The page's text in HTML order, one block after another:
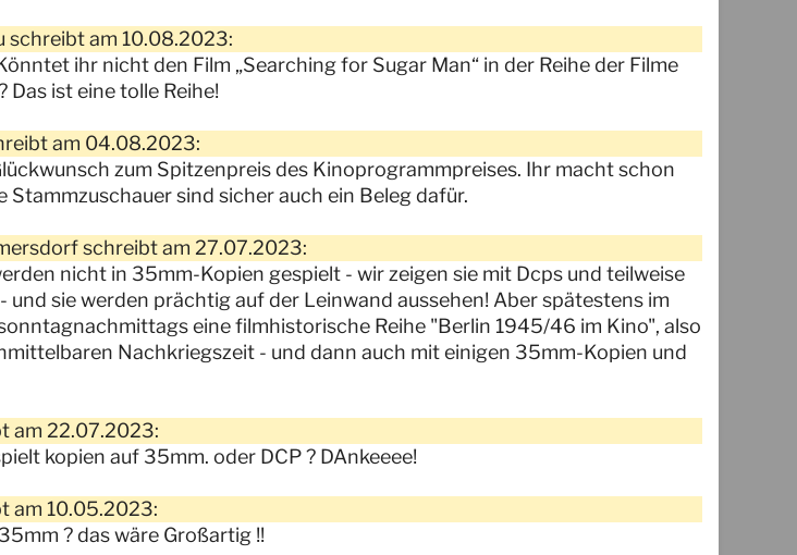
schreibt am 10.08.2023:
ihr nicht den Film „Searching for Sugar Man“ in der Reihe der Filme
ist eine tolle Reihe!
am 04.08.2023:
zum Spitzenpreis des Kinoprogrammpreises. Ihr macht schon
Stammzuschauer sind sicher auch ein Beleg dafür.
schreibt am 27.07.2023:
nicht in 35mm-Kopien gespielt - wir zeigen sie mit Dcps und teilweise
sie werden prächtig auf der Leinwand aussehen! Aber spätestens im
eine filmhistorische Reihe "Berlin 1945/46 im Kino", also
Nachkriegszeit - und dann auch mit einigen 35mm-Kopien und
am 22.07.2023:
kopien auf 35mm. oder DCP ? DAnkeeee!
am 10.05.2023:
? das wäre Großartig !!